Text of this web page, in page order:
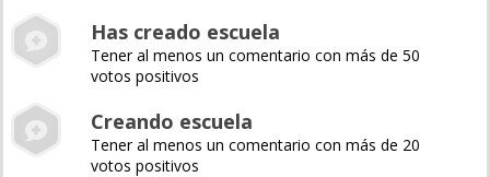
Has creado escuela
Tener al menos un comentario con más de 50
votos positivos
Creando escuela
Tener al menos un comentario con más de 20
votos positivos